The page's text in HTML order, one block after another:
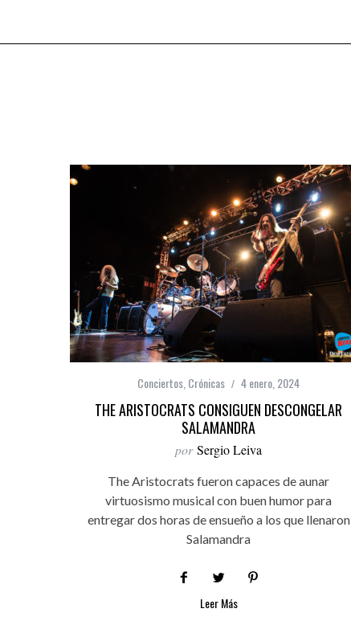
Conciertos Crónicas 4 enero, 2024
THE ARISTOCRATS CONSIGUEN DESCONGELAR
SALAMANDRA
por Sergio Leiva
The Aristocrats fueron capaces de aunar
virtuosismo musical con buen humor para
entregar dos horas de ensueño a los que llenaron
Salamandra
Leer Más